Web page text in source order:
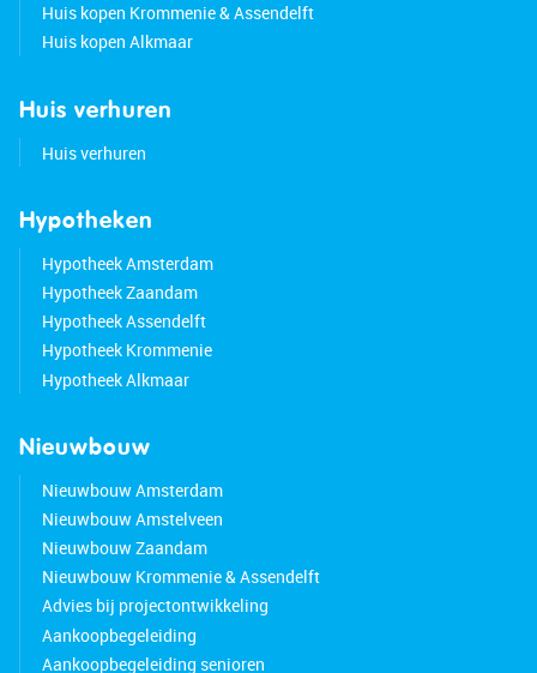
Huis kopen Krommenie & Assendelft
Huis kopen Alkmaar
Huis verhuren
Huis verhuren
Hypotheken
Hypotheek Amsterdam
Hypotheek Zaandam
Hypotheek Assendelft
Hypotheek Krommenie
Hypotheek Alkmaar
Nieuwbouw
Nieuwbouw Amsterdam
Nieuwbouw Amstelveen
Nieuwbouw Zaandam
Nieuwbouw Krommenie & Assendelft
Advies bij projectontwikkeling
Aankoopbegeleiding
Aankoopbegeleiding senioren